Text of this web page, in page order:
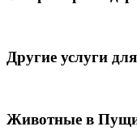
Другие услуги
Животные в